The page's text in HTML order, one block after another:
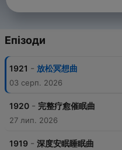
Епізоди
1921 - 放松冥想曲
03 серп. 2026
1920 - 完整疗愈催眠曲
27 лип. 2026
1919 - 深度安眠睡眠曲